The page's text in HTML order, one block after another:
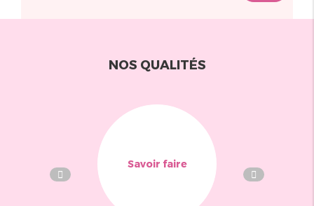
NOS QUALITÉS
Savoir faire